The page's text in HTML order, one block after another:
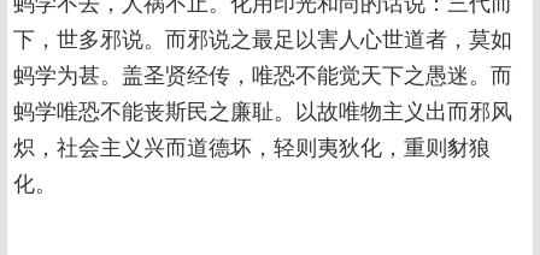
下，世多邪说。而邪说之最足以害人心世道者，莫如
蚂学为甚。盖圣贤经传，唯恐不能觉天下之愚迷。而
蚂学唯恐不能丧斯民之廉耻。以故唯物主义出而邪风
炽，社会主义兴而道德坏，轻则夷狄化，重则豺狼
化。